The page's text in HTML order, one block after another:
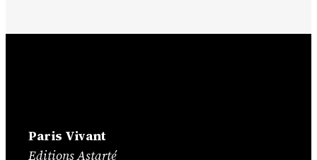
Paris Vivant
Editions Astarté